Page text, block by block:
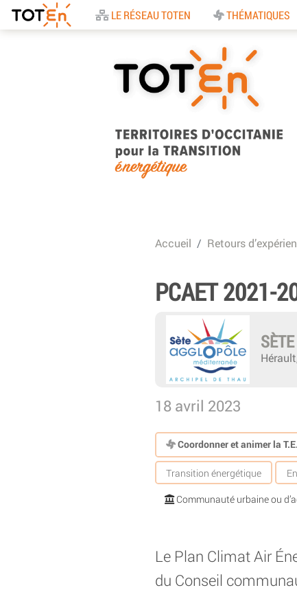
Accueil
LE RÉSEAU TOTEN THÉMATIQUES
pour la Transition
Energétique
Accueil Retours
PCAET 2021-
18 avril 2023
Coordonner et animer la T.E.
Transition énergétique
Communauté urbaine ou
Le Plan Climat Air
du Conseil